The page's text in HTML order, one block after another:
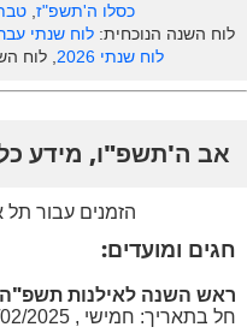
כסלו ה'תשפ"ז,
לוח השנה הנוכחית:לוח שנתי
לוח שנתי 2026
, לוח
אב ה'תשפ"ו, מידע
הזמנים עבור תל
חגים ומועדים:
ראש השנה לאילנות תשפ"ה
חל בתאריך: חמישי , 13/02/2025, ט"ו בשבט ה'תשפ"ה